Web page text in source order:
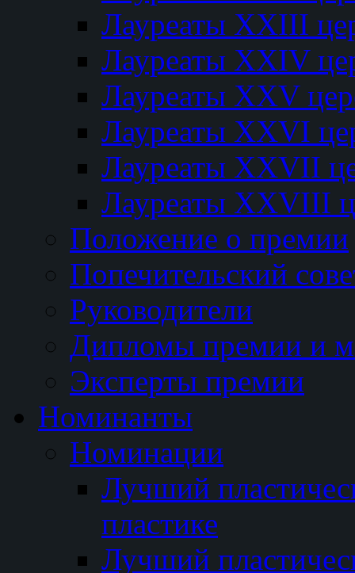
Лауреаты XXIII
Лауреаты XXIV
Лауреаты XXV
Лауреаты XXVI
Лауреаты XXVII
Лауреаты XXVIII
Положение о премии
Попечительский
Руководители
Дипломы премии и
Эксперты премии
Номинанты
Номинации
Лучший
пластике
Лучший